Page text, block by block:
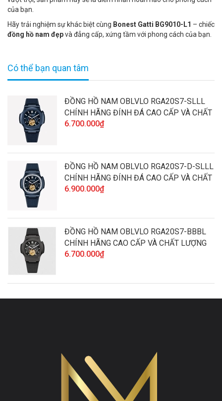
của bạn.
Hãy trải nghiệm sự khác biệt cùng Bonest Gatti BG9010-L1 – chiếc
đồng hồ nam đẹpvà đẳng cấp, xứng tầm với phong cách của bạn.
Có thể bạn quan tâm
ĐỒNG HỒ NAM OBLVLO RGA20S7-SLLL
CHÍNH HÃNG ĐÍNH ĐÁ CAO CẤP VÀ CHẤT
LƯỢNG
6.700.000₫
ĐỒNG HỒ NAM OBLVLO RGA20S7-D-SLLL
CHÍNH HÃNG ĐÍNH ĐÁ CAO CẤP VÀ CHẤT
LƯỢNG
6.900.000₫
ĐỒNG HỒ NAM OBLVLO RGA20S7-BBBL
CHÍNH HÃNG CAO CẤP VÀ CHẤT LƯỢNG
6.700.000₫